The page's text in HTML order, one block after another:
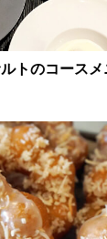
トのコースメ